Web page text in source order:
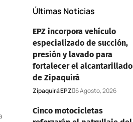
Últimas Noticias
EPZ incorpora vehículo
especializado de succión,
presión y lavado para
fortalecer el alcantarillado
de Zipaquirá
ZipaquiráEPZ 6 Agosto, 2026
Cinco motocicletas